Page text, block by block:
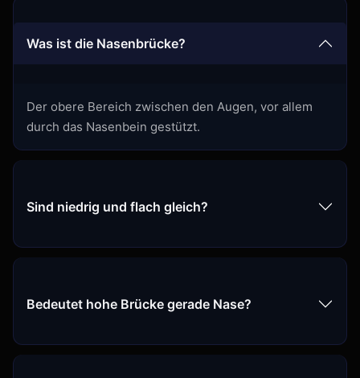
Was ist die Nasenbrücke?
Der obere Bereich zwischen den Augen, vor allem
durch das Nasenbein gestützt.
Sind niedrig und flach gleich?
Bedeutet hohe Brücke gerade Nase?